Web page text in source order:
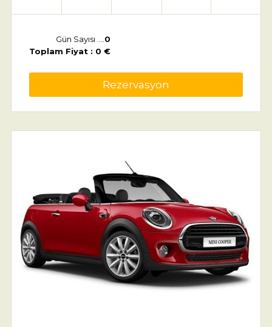
Gün Sayısı .... 0
Toplam Fiyat : 0 €
Rezervasyon